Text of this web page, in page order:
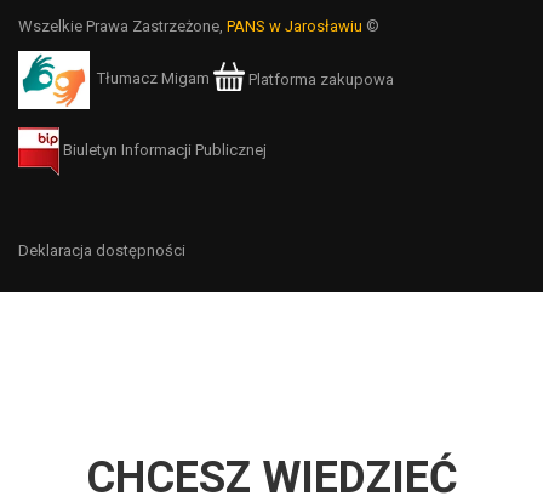
Wszelkie Prawa Zastrzeżone, PANS w Jarosławiu ©
Tłumacz Migam Platforma zakupowa
Biuletyn Informacji Publicznej
Deklaracja dostępności
CHCESZ WIEDZIEĆ